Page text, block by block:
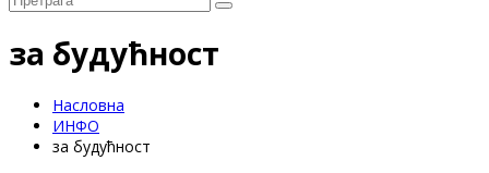
за будућност
Насловна
ИНФО
за будућност